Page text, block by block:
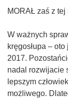
MORAŁ zaś z
W ważnych
kręgosłupa –
2017.
nadal rozwijacie
lepszym
możliwego.